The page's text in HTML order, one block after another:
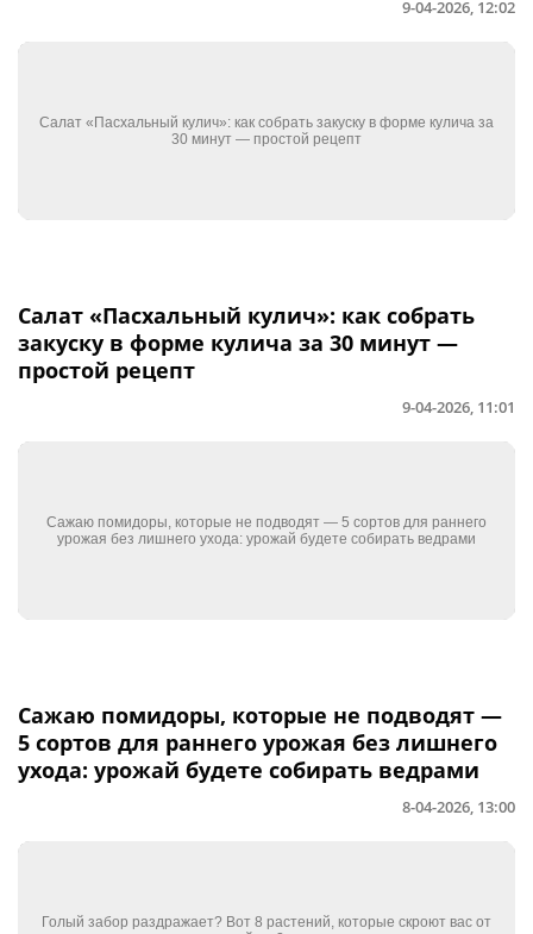
9-04-2026, 12:02
Салат «Пасхальный кулич»: как собрать
закуску в форме кулича за 30 минут —
простой рецепт
9-04-2026, 11:01
Сажаю помидоры, которые не подводят —
5 сортов для раннего урожая без лишнего
ухода: урожай будете собирать ведрами
8-04-2026, 13:00